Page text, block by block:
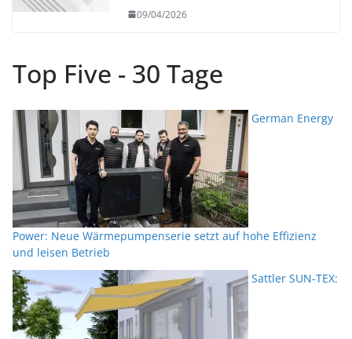
09/04/2026
Top Five - 30 Tage
German Energy
Power: Neue Wärmepumpenserie setzt auf hohe Effizienz
und leisen Betrieb
Sattler SUN-TEX: